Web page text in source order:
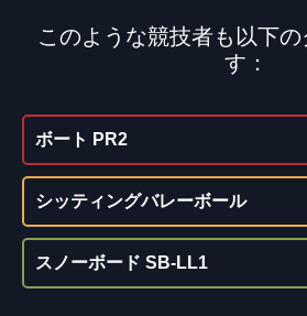
このような競技者も以下の
す：
ボート PR2
シッティングバレーボール
スノーボード SB-LL1